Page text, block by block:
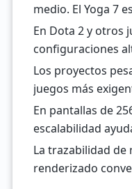
medio. El Yoga 7
En Dota 2 y otros
configuraciones
Los proyectos
juegos más
En pantallas de
escalabilidad
La trazabilidad
renderizado